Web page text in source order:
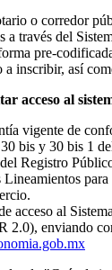
o corredor
a través del
pre-
a inscribir, así
acceso al
vigente de
bis y 30 bis 1
Registro
Lineamientos
acceso al
2.0), enviando